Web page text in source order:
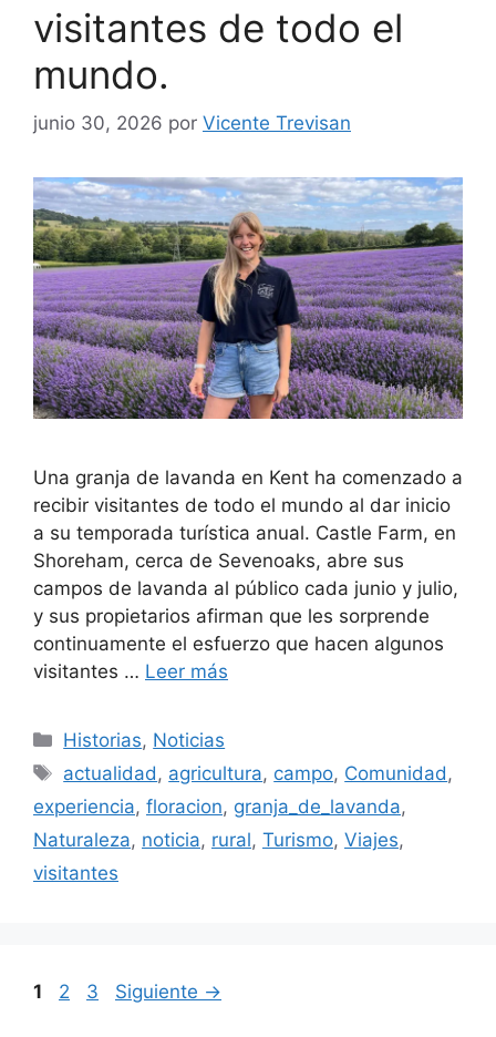
visitantes de todo el
mundo.
junio 30, 2026 por Vicente Trevisan
Una granja de lavanda en Kent ha comenzado a
recibir visitantes de todo el mundo al dar inicio
a su temporada turística anual. Castle Farm, en
Shoreham, cerca de Sevenoaks, abre sus
campos de lavanda al público cada junio y julio,
y sus propietarios afirman que les sorprende
continuamente el esfuerzo que hacen algunos
visitantes … Leer más
Categorías
Historias, Noticias
Etiquetas
actualidad, agricultura, campo, Comunidad,
experiencia, floracion, granja_de_lavanda,
Naturaleza, noticia, rural, Turismo, Viajes,
visitantes
Página
1 Página
2 Página
3 Siguiente →